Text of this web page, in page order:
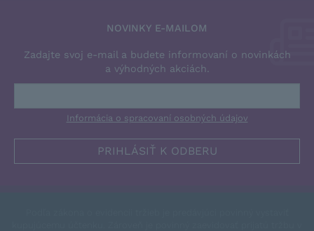
NOVINKY E-MAILOM
Zadajte svoj e-mail a budete informovaní o novinkách
a výhodných akciách.
Informácia o spracovaní osobných údajov